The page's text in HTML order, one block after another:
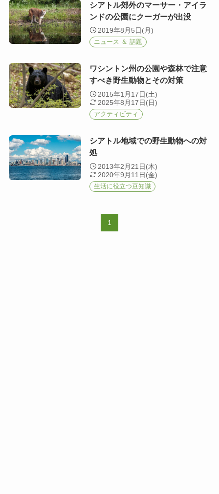
シアトル郊外のマーサー・アイラ
ンドの公園にクーガーが出没
2019年8月5日(月)
ニュース ＆ 話題
ワシントン州の公園や森林で注意
すべき野生動物とその対策
2015年1月17日(土)
2025年8月17日(日)
アクティビティ
シアトル地域での野生動物への対
処
2013年2月21日(木)
2020年9月11日(金)
生活に役立つ豆知識
1